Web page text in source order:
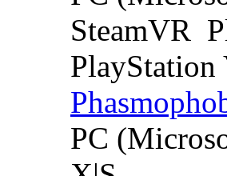
SteamVR
PlayStation
PC